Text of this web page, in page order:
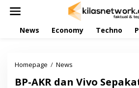
News Economy Techno
Homepage / News
BP-AKR dan Vivo